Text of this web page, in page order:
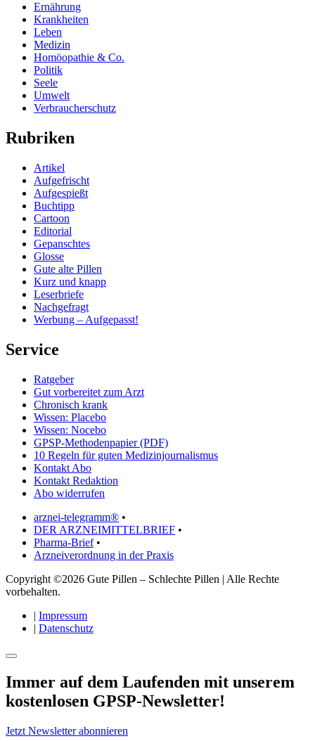
Ernährung
Krankheiten
Leben
Medizin
Homöopathie & Co.
Politik
Seele
Umwelt
Verbraucherschutz
Rubriken
Artikel
Aufgefrischt
Aufgespießt
Buchtipp
Cartoon
Editorial
Gepanschtes
Glosse
Gute alte Pillen
Kurz und knapp
Leserbriefe
Nachgefragt
Werbung – Aufgepasst!
Service
Ratgeber
Gut vorbereitet zum Arzt
Chronisch krank
Wissen: Placebo
Wissen: Nocebo
GPSP-Methodenpapier (PDF)
10 Regeln für guten Medizinjournalismus
Kontakt Abo
Kontakt Redaktion
Abo widerrufen
arznei-telegramm® •
DER ARZNEIMITTELBRIEF •
Pharma-Brief•
Arzneiverordnung in der Praxis
Copyright ©2026 Gute Pillen – Schlechte Pillen | Alle Rechte
vorbehalten.
| Impressum
| Datenschutz
Immer auf dem Laufenden mit unserem
kostenlosen GPSP-Newsletter!
Jetzt Newsletter abonnieren